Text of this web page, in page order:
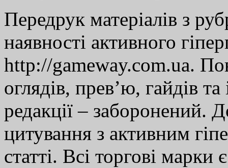
Передрук матеріалів з
наявності активного
http://gameway.com.ua.
оглядів, прев’ю, гайдів
редакції – заборонений.
цитування з активним
статті. Всі торгові марки